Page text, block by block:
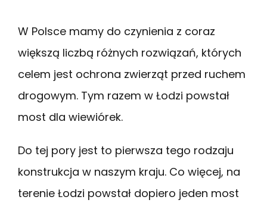
W Polsce mamy do czynienia z coraz
większą liczbą różnych rozwiązań, których
celem jest ochrona zwierząt przed ruchem
drogowym. Tym razem w Łodzi powstał
most dla wiewiórek.
Do tej pory jest to pierwsza tego rodzaju
konstrukcja w naszym kraju. Co więcej, na
terenie Łodzi powstał dopiero jeden most